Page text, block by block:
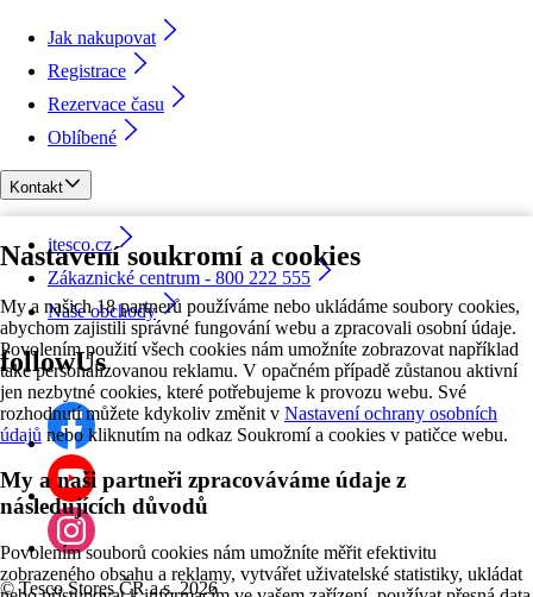
Nastavení soukromí a cookies
My a našich 18 partnerů používáme nebo ukládáme soubory cookies,
abychom zajistili správné fungování webu a zpracovali osobní údaje.
Povolením použití všech cookies nám umožníte zobrazovat například
také personalizovanou reklamu. V opačném případě zůstanou aktivní
jen nezbytné cookies, které potřebujeme k provozu webu. Své
rozhodnutí můžete kdykoliv změnit v Nastavení ochrany osobních
údajů nebo kliknutím na odkaz Soukromí a cookies v patičce webu.
My a naši partneři zpracováváme údaje z
následujících důvodů
Povolením souborů cookies nám umožníte měřit efektivitu
zobrazeného obsahu a reklamy, vytvářet uživatelské statistiky, ukládat
Jak nakupovat
Registrace
Rezervace času
Oblíbené
Kontakt
itesco.cz
Zákaznické centrum - 800 222 555
Naše obchody
followUs
©Tesco Stores ČR a.s. 2026